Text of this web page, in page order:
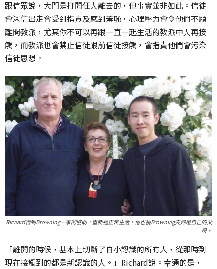
跟信眾說，大門是打開任人離去的，但事實並非如此。信徒
會深信出走會受到指責及感到羞恥，心理壓力會令他們不願
離開教派，尤其你不可以再跟一直一起生活的教派中人再接
觸，而教派也會禁止信徒跟前信徒接觸，會指責他們會污染
信徒思想。
Richard得到Browning一家的協助，重新過正常生活，他也視Browning夫婦是自己的父
母。
「離開的時候，基本上切斷了自小認識的所有人，從那時到
現在接觸到的都是新認識的人。」Richard說。幸通的是，